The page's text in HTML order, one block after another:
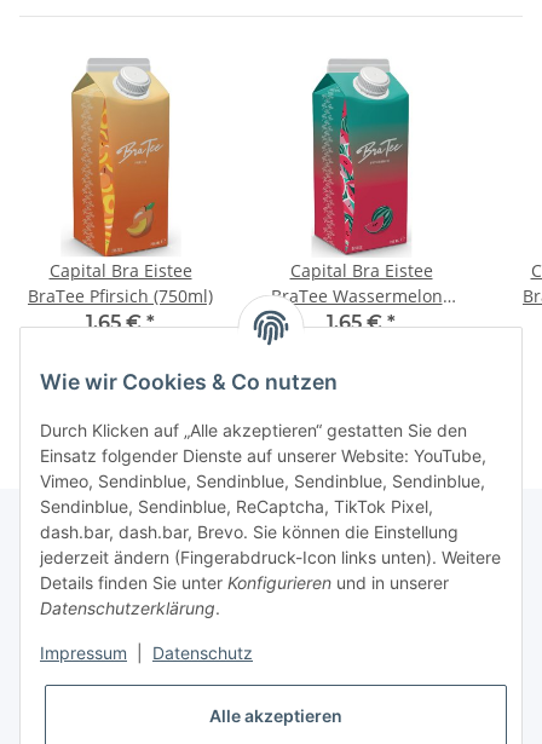
Capital Bra Eistee
BraTee Pfirsich (750ml)
1,65 €*
Capital Bra Eistee
BraTee Wassermelone
(750ml)
1,65 €*
Informationen
Gesetzliche Informationen
Wie wir Cookies & Co nutzen
Durch Klicken auf „Alle akzeptieren“ gestatten Sie den
Einsatz folgender Dienste auf unserer Website: YouTube,
Vimeo, Sendinblue, Sendinblue, Sendinblue, Sendinblue,
Sendinblue, Sendinblue, ReCaptcha, TikTok Pixel,
dash.bar, dash.bar, Brevo. Sie können die Einstellung
jederzeit ändern (Fingerabdruck-Icon links unten). Weitere
Details finden Sie unter Konfigurieren und in unserer
Datenschutzerklärung.
Impressum Datenschutz
Alle akzeptieren